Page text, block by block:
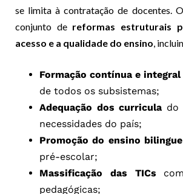
se limita à contratação de docentes.
conjunto de reformas estruturais
acesso e a qualidade do ensino,
Formação contínua e
de todos os subsistemas;
Adequação dos curricula do
necessidades do país;
Promoção do ensino bilingue
pré-escolar;
Massificação das TICs
pedagógicas;